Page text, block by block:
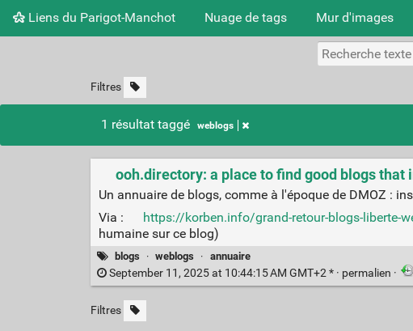
Liens du Parigot-Manchot Nuage de tags Mur d'images
Filtres
1 résultat taggé weblogs
ooh.directory: a place to find good blogs that
Un annuaire de blogs, comme à l'époque de DMOZ :
Via :
https://korben.info/grand-retour-blogs-liberte-
humaine sur ce blog)
blogs · weblogs · annuaire
September 11, 2025 at 10:44:15 AM GMT+2 * · permalien ·
Filtres